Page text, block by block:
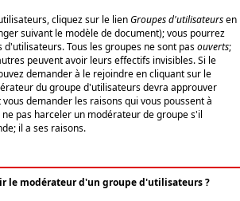
cliquez sur le lienGroupes d'utilisateursen
suivant le modèle de document); vous pourrez
d'utilisateurs. Tous les groupes ne sont pasouverts;
peuvent avoir leurs effectifs invisibles. Si le
demander à le rejoindre en cliquant sur le
du groupe d'utilisateurs devra approuver
demander les raisons qui vous poussent à
pas harceler un modérateur de groupe s'il
il a ses raisons.
le modérateur d'un groupe d'utilisateurs ?